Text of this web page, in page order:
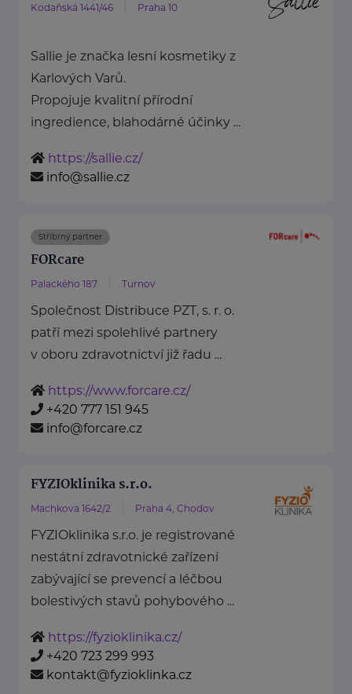
Kodaňská 1441/46 Praha 10
Sallie je značka lesní kosmetiky z
Karlových Varů.
Propojuje kvalitní přírodní
ingredience, blahodárné účinky ...
https://sallie.cz/
info@sallie.cz
Stříbrný partner
FORcare
Palackého 187 Turnov
Společnost Distribuce PZT, s. r. o.
patří mezi spolehlivé partnery
v oboru zdravotnictví již řadu ...
https://www.forcare.cz/
+420 777 151 945
info@forcare.cz
FYZIOklinika s.r.o.
Machkova 1642/2 Praha 4, Chodov
FYZIOklinika s.r.o. je registrované
nestátní zdravotnické zařízení
zabývající se prevencí a léčbou
bolestivých stavů pohybového ...
https://fyzioklinika.cz/
+420 723 299 993
kontakt@fyzioklinka.cz